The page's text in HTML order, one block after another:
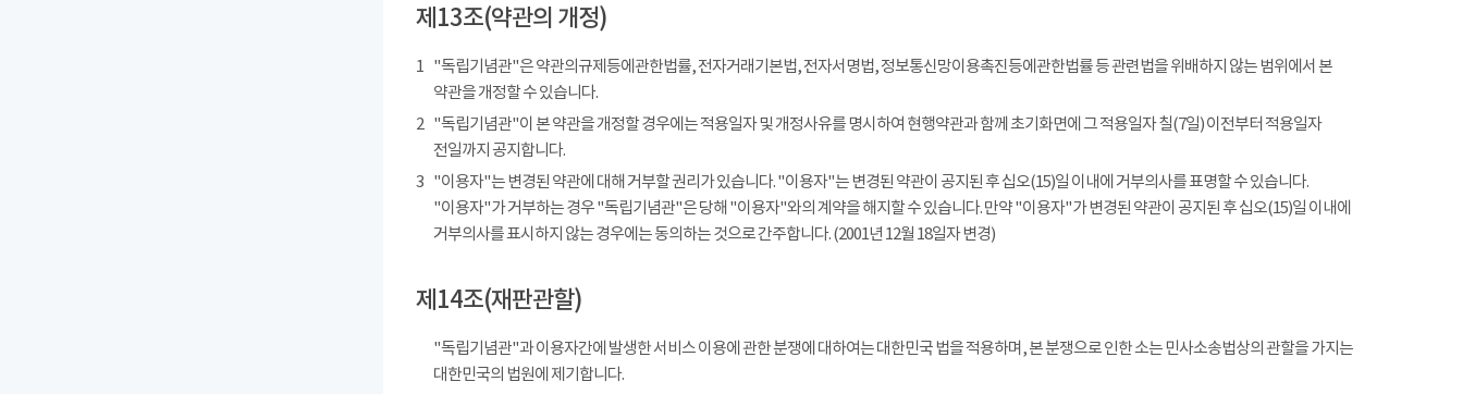
제13조(약관의 개정)
1 "독립기념관"은 약관의규제등에관한법률, 전자거래기본법, 전자서명법, 정보통신망이용촉진등에관한법률 등 관련법을 위배하지 않는 범위에서 본
약관을 개정할 수 있습니다.
2 "독립기념관"이 본 약관을 개정할 경우에는 적용일자 및 개정사유를 명시하여 현행약관과 함께 초기화면에 그 적용일자 칠(7일) 이전부터 적용일자
전일까지 공지합니다.
3 "이용자"는 변경된 약관에 대해 거부할 권리가 있습니다. "이용자"는 변경된 약관이 공지된 후 십오(15)일 이내에 거부의사를 표명할 수 있습니다.
"이용자"가 거부하는 경우 "독립기념관"은 당해 "이용자"와의 계약을 해지할 수 있습니다. 만약 "이용자"가 변경된 약관이 공지된 후 십오(15)일 이내에
거부의사를 표시하지 않는 경우에는 동의하는 것으로 간주합니다. (2001년 12월 18일자 변경)
제14조(재판관할)
"독립기념관"과 이용자간에 발생한 서비스 이용에 관한 분쟁에 대하여는 대한민국 법을 적용하며, 본 분쟁으로 인한 소는 민사소송법상의 관할을 가지는
대한민국의 법원에 제기합니다.